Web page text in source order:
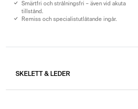
Smärtfri och strålningsfri – även vid akuta
tillstånd.
Remiss och specialistutlåtande ingår.
SKELETT & LEDER